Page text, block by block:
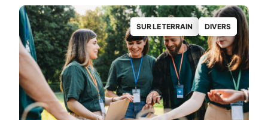
SUR LE TERRAIN DIVERS